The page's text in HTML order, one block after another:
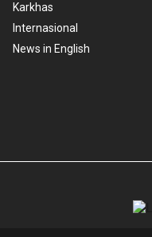
Karkhas
Internasional
News in English